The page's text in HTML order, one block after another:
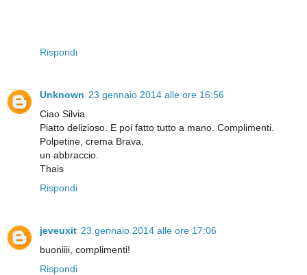
Rispondi
Unknown 23 gennaio 2014 alle ore 16:56
Ciao Silvia.
Piatto delizioso. E poi fatto tutto a mano. Complimenti.
Polpetine, crema Brava.
un abbraccio.
Thais
Rispondi
jeveuxit 23 gennaio 2014 alle ore 17:06
buoniiii, complimenti!
Rispondi